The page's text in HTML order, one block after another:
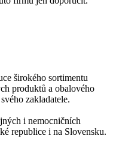
širokého sortimentu
produktů a obalového
zakladatele.
i nemocničních
republice i na Slovensku.